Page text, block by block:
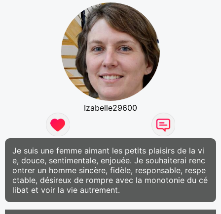
Izabelle29600
Je suis une femme aimant les petits plaisirs de la vi
e, douce, sentimentale, enjouée. Je souhaiterai renc
ontrer un homme sincère, fidèle, responsable, respe
ctable, désireux de rompre avec la monotonie du cé
libat et voir la vie autrement.